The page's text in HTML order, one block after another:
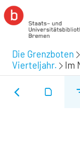
Die Grenzboten
Vierteljahr.
Im